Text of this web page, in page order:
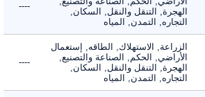
الهجرة, التنقل والنقل, السكان,
التجاره, التمدن, المياه
----
الزراعة, الاستهلاك, الطاقه, إستعمال
الأراضي, الحكم, الصناعة والتصنيع,
الهجرة, التنقل والنقل, السكان,
التجاره, التمدن, المياه
----